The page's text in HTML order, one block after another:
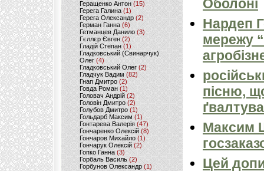
Геращенко Антон(15)
Герега Галина (1)
Герега Олександр (2)
Герман Ганна (6)
Гетманцев Данило (3)
Гєллєр Євген (2)
Гладій Степан(1)
Гладковський (Свинарчук)
Олег (4)
Гладковський Олег (2)
Гладчук Вадим (82)
Гнап Дмитро (2)
Говда Роман(1)
Головач Андрій (2)
Головін Дмитро (2)
Голубов Дмитро (1)
Гольдарб Максим(1)
Гонтарева Валерія (47)
Гончаренко Олексій(8)
Гончаров Михайло (1)
Гончарук Олексій (2)
Гопко Ганна (3)
Горбаль Василь (2)
Горбунов Олександр (1)
Оболоні
Нардеп
мережу
пісню,
Максим
Цей